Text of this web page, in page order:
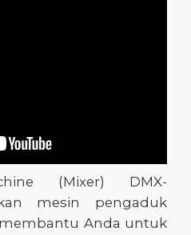
(Mixer) DMX-
mesin pengaduk
Anda untuk